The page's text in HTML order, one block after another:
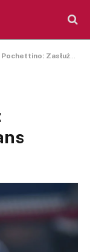
Zasłużyliśmy na awans